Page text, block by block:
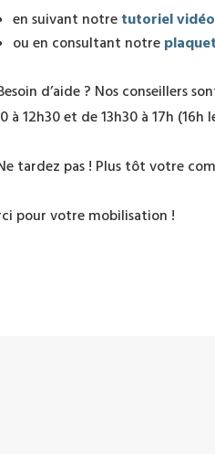
en suivant notre tutoriel vidéo
ou en consultant notre
d’aide ? Nos conseillers
à 12h30 et de 13h30 à 17h (16h
tardez pas ! Plus tôt votre
pour votre mobilisation !